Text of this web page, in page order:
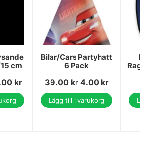
cm
kr
Bilar/Cars Partyhatt
6 Pack
39.00kr 4.00 kr
Lägg till i varukorg
Rage-